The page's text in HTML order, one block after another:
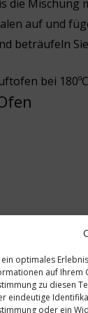
ein optimales
auf Ihrem
zu diesen
eindeutige
oder ein
die Mischung
auf und
beträufeln
bei
Schritt für